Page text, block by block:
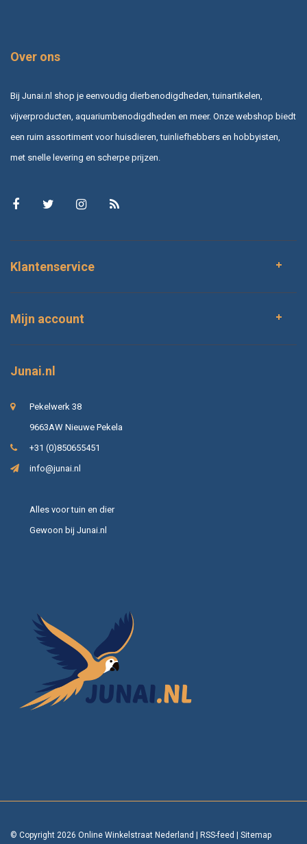
Over ons
Bij Junai.nl shop je eenvoudig dierbenodigdheden, tuinartikelen,
vijverproducten, aquariumbenodigdheden en meer. Onze webshop biedt
een ruim assortiment voor huisdieren, tuinliefhebbers en hobbyisten,
met snelle levering en scherpe prijzen.
Klantenservice
Mijn account
Junai.nl
Pekelwerk 38
9663AW Nieuwe Pekela
+31 (0)850655451
info@junai.nl
Alles voor tuin en dier
Gewoon bij Junai.nl
© Copyright 2026 Online Winkelstraat Nederland RSS-feed Sitemap